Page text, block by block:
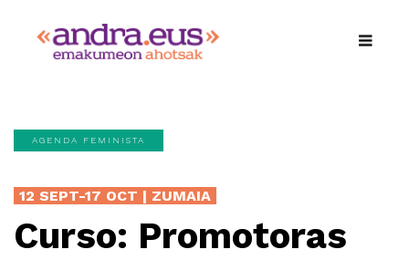
AGENDA FEMINISTA
12 SEPT-17 OCT | ZUMAIA
Curso: Promotoras